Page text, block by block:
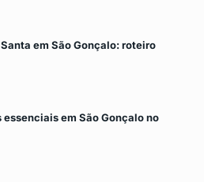
em São Gonçalo: roteiro
essenciais em São Gonçalo no